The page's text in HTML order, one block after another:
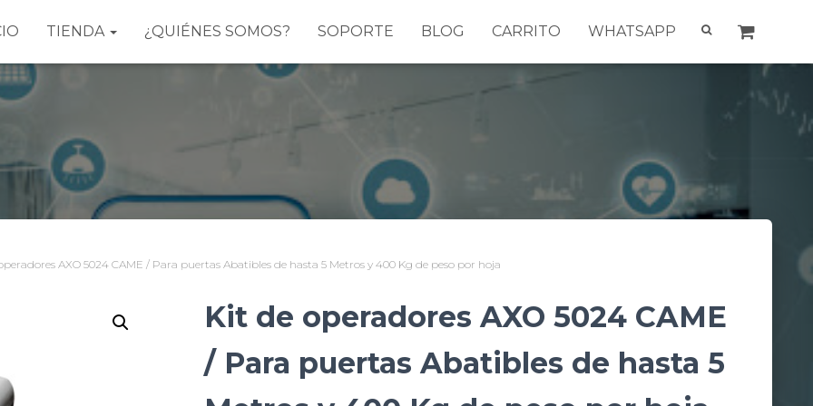
TIENDA ¿QUIÉNES SOMOS? SOPORTE BLOG CARRITO WHATSAPP
AXO 5024 CAME / Para puertas Abatibles de hasta 5 Metros y 400 Kg de peso por hoja
Kit de operadores AXO 5024 CAME
/ Para puertas Abatibles de hasta 5